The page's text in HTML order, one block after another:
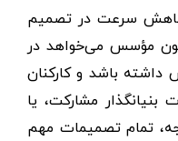
کاهش سرعت در تصمیم
مؤسس می‌خواهد در
باشد و کارکنان
مشارکت، یا
تمام تصمیمات مهم